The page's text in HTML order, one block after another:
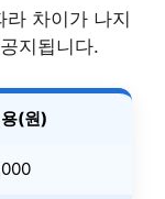
라 차이가 나지
지됩니다.
(원)